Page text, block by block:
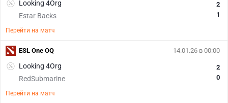
Looking 4Org
Estar Backs
2
1
Перейти на матч
14.01.26 в 00:00
Looking 4Org
RedSubmarine
2
0
Перейти на матч
ESL One OQ